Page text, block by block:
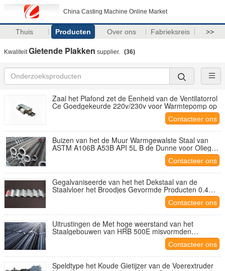
China Casting Machine Online Market
Thuis Producten Over ons Fabrieksreis >>
KwaliteitGietende Plakken supplier. (36)
Zaal het Plafond zet de Eenheid van de Ventilatorrol
Ce Goedgekeurde 220v/230v voor Warmtepomp op
Contacteer ons
Buizen van het de Muur Warmgewalste Staal van
ASTM A106B A53B API 5L B de Dunne voor Oliegas
Contacteer ons
Gegalvaniseerde van het het Dekstaal van de
Staalvloer het Broodjes Gevormde Producten 0.4mm
Contacteer ons
Uitrustingen de Met hoge weerstand van het
Staalgebouwen van HRB 500E misvormden
Contacteer ons
Speldtype het Koude Gietijzer van de Voerextruder